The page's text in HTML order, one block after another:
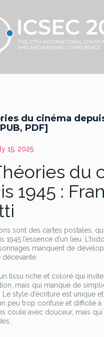
du cinéma
PDF]
15, 2025
du
1945 :
sont des cartes postales,
1945 l’essence d’un lieu.
manquent de
décevante.
tissu riche et coloré qui
mais qui manque de
style d’écriture est unique
peu trop confuse et difficile
coule avec douceur, mais